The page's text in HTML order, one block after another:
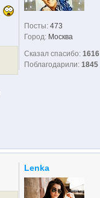
Посты: 473
Город: Москва
Сказал спасибо: 1616
Поблагодарили: 1845
Lenka